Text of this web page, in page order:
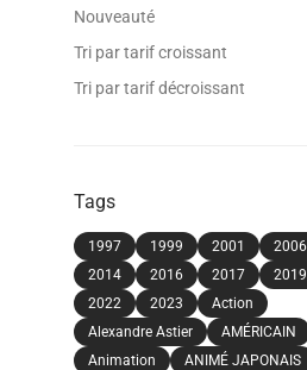
Nouveauté
Tri par tarif croissant
Tri par tarif décroissant
Tags
1997 1999 2001
2006
2014
2016 2017
2019
2022
2023
Action
Alexandre Astier
AMÉRICAIN
Animation
ANIMÉ JAPONAIS